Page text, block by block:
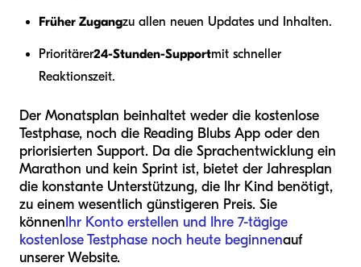
Früher Zugangzu allen neuen Updates und Inhalten.
Prioritärer24-Stunden-Supportmit schneller
Reaktionszeit.
Der Monatsplan beinhaltet weder die kostenlose
Testphase, noch die Reading Blubs App oder den
priorisierten Support. Da die Sprachentwicklung ein
Marathon und kein Sprint ist, bietet der Jahresplan
die konstante Unterstützung, die Ihr Kind benötigt,
zu einem wesentlich günstigeren Preis. Sie
könnenIhr Konto erstellen und Ihre 7-tägige
kostenlose Testphase noch heute beginnenauf
unserer Website.